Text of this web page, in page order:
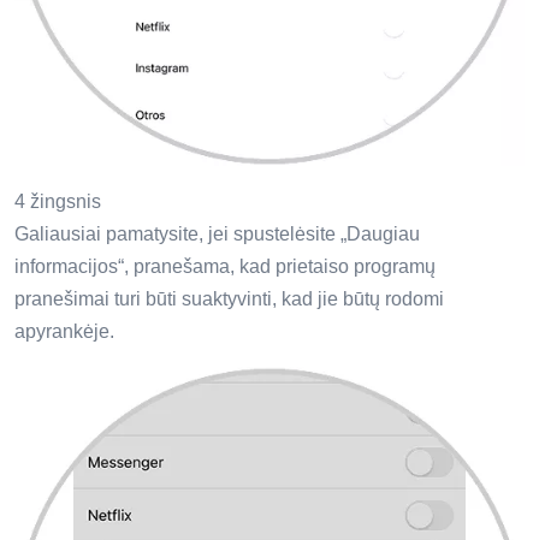
4 žingsnis
Galiausiai pamatysite, jei spustelėsite „Daugiau
informacijos“, pranešama, kad prietaiso programų
pranešimai turi būti suaktyvinti, kad jie būtų rodomi
apyrankėje.